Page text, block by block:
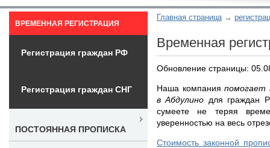
Главная страница
Временная
Обновление страницы:
Наша компанияпомогает
в Абдулино для граждан
сумеете не теряя
уверенностью на весь
Стоимость законной
ВРЕМЕННАЯ РЕГИСТРАЦИЯ
Регистрация граждан РФ
Регистрация граждан СНГ
ПОСТОЯННАЯ ПРОПИСКА